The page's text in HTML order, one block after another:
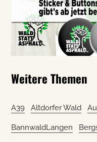
Weitere Themen
A39 Altdorfer Wald
BannwaldLangen